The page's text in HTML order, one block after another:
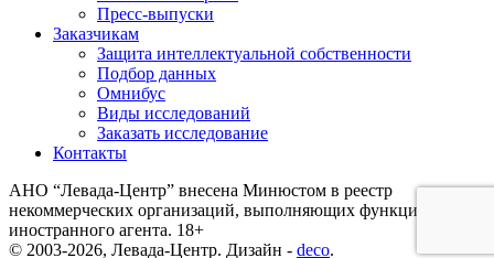
Пресс-выпуски
Заказчикам
Защита интеллектуальной собственности
Подбор данных
Омнибус
Виды исследований
Заказать исследование
Контакты
АНО “Левада-Центр” внесена Минюстом в реестр
некоммерческих организаций, выполняющих функции
иностранного агента. 18+
© 2003-2026, Левада-Центр. Дизайн - deco.